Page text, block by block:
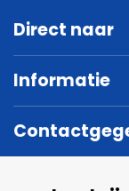
Direct naar
Informatie